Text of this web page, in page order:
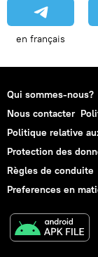
en français
Qui sommes-nous?
Nous contacter
Politique relative
Protection des
Règles de conduite
Preferences en